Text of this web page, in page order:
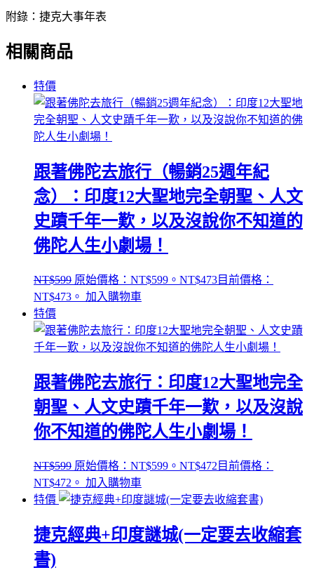
附錄：捷克大事年表
相關商品
特價
跟著佛陀去旅行（暢銷25週年紀
念）：印度12大聖地完全朝聖、人文
史蹟千年一歎，以及沒說你不知道的
佛陀人生小劇場！
NT$599 原始價格：NT$599。 NT$473目前價格：
NT$473。 加入購物車
特價
跟著佛陀去旅行：印度12大聖地完全
朝聖、人文史蹟千年一歎，以及沒說
你不知道的佛陀人生小劇場！
NT$599 原始價格：NT$599。 NT$472 目前價格：
NT$472。 加入購物車
特價
捷克經典+印度謎城(一定要去收縮套
書)